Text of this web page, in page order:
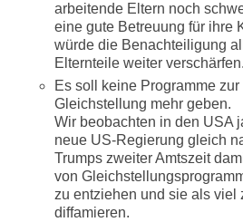
arbeitende Eltern noch
eine gute Betreuung für ihre
würde die Benachteiligung
Elternteile weiter verschärfen.
Es soll keine Programme
Gleichstellung mehr geben.
Wir beobachten in den USA
neue US-Regierung gleich
Trumps zweiter Amtszeit
von
zu entziehen und sie als viel
diffamieren.